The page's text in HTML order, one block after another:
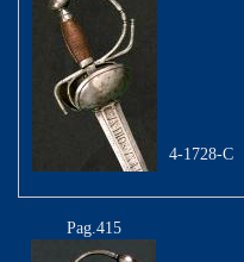
4-1728-C
Pag.415